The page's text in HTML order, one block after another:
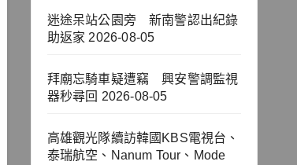
迷途呆站公園旁 新南警認出紀錄
助返家 2026-08-05
拜廟忘騎車疑遭竊 興安警調監視
器秒尋回 2026-08-05
高雄觀光隊續訪韓國KBS電視台、
泰瑞航空、Nanum Tour、Mode